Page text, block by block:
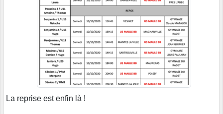
La reprise est enfin là !